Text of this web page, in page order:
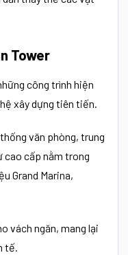
Tower
công trình hiện
xây dựng tiên tiến.
văn phòng, trung
cao cấp nằm trong
Grand Marina,
vách ngăn, mang lại
tế.